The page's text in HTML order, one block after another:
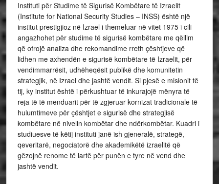
Instituti për Studime të Sigurisë Kombëtare të Izraelit
(Institute for National Security Studies – INSS) është një
institut prestigjioz në Izrael i themeluar në vitet 1975 i cili
angazhohet për studime të sigurisë kombëtare me qëllim
që ofrojë analiza dhe rekomandime rreth çështjeve që
lidhen me axhendën e sigurisë kombëtare të Izraelit, për
vendimmarrësit, udhëheqësit publikë dhe komunitetin
strategjik, në Izrael dhe jashtë vendit. Si pjesë e misionit të
tij, ky institut është i përkushtuar të inkurajojë mënyra të
reja të të menduarit për të zgjeruar kornizat tradicionale të
hulumtimeve për çështjet e sigurisë dhe strategjisë
kombëtare në nivelin kombëtar dhe ndërkombëtar. Kuadri i
studiuesve të këtij instituti janë ish gjeneralë, strategë,
qeveritarë, negociatorë dhe akademikëtë izraelitë që
gëzojnë renome të lartë për punën e tyre në vend dhe
jashtë vendit.